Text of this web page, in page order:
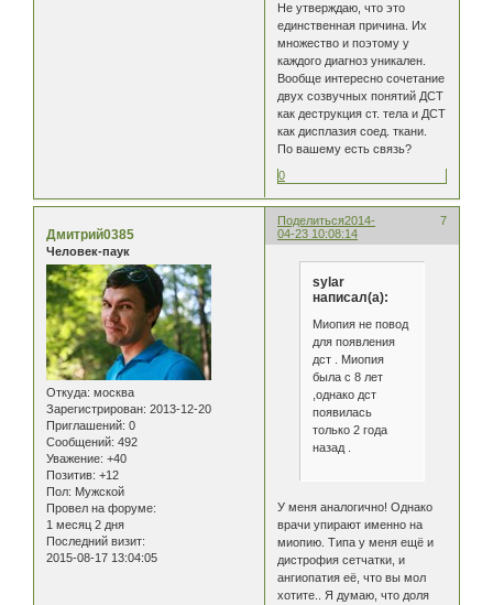
Не утверждаю, что это
единственная причина. Их
множество и поэтому у
каждого диагноз уникален.
Вообще интересно сочетание
двух созвучных понятий ДСТ
как деструкция ст. тела и ДСТ
как дисплазия соед. ткани.
По вашему есть связь?
0
Поделиться 7
2014-
04-23 10:08:14
Дмитрий0385
Человек-паук
Откуда: москва
Зарегистрирован: 2013-12-20
Приглашений: 0
Сообщений: 492
Уважение: +40
Позитив: +12
Пол: Мужской
Провел на форуме:
1 месяц 2 дня
Последний визит:
2015-08-17 13:04:05
sylar
написал(а):
Миопия не повод
для появления
дст . Миопия
была с 8 лет
,однако дст
появилась
только 2 года
назад .
У меня аналогично! Однако
врачи упирают именно на
миопию. Типа у меня ещё и
дистрофия сетчатки, и
ангиопатия её, что вы мол
хотите.. Я думаю, что доля